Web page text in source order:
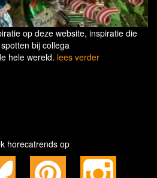
op deze website, inspiratie die
bij collega
hele wereld. lees verder
horecatrends op